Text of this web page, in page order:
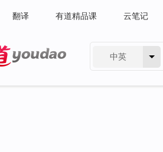
翻译 有道精品课 云笔记
中英